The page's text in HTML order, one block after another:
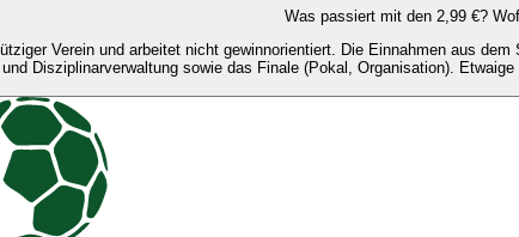
Was passiert mit den 2,99 €?
Verein und arbeitet nicht gewinnorientiert. Die Einnahmen aus
Disziplinarverwaltung sowie das Finale (Pokal, Organisation).